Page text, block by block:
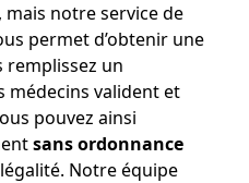
notre service de
permet d’obtenir une
remplissez un
médecins valident et
pouvez ainsi
sans ordonnance
Notre équipe